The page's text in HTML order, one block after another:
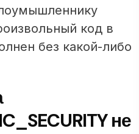
код в
без какой-либо
не